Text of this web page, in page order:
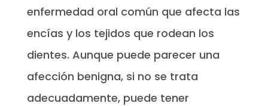
enfermedad oral común que afecta las
encías y los tejidos que rodean los
dientes. Aunque puede parecer una
afección benigna, si no se trata
adecuadamente, puede tener